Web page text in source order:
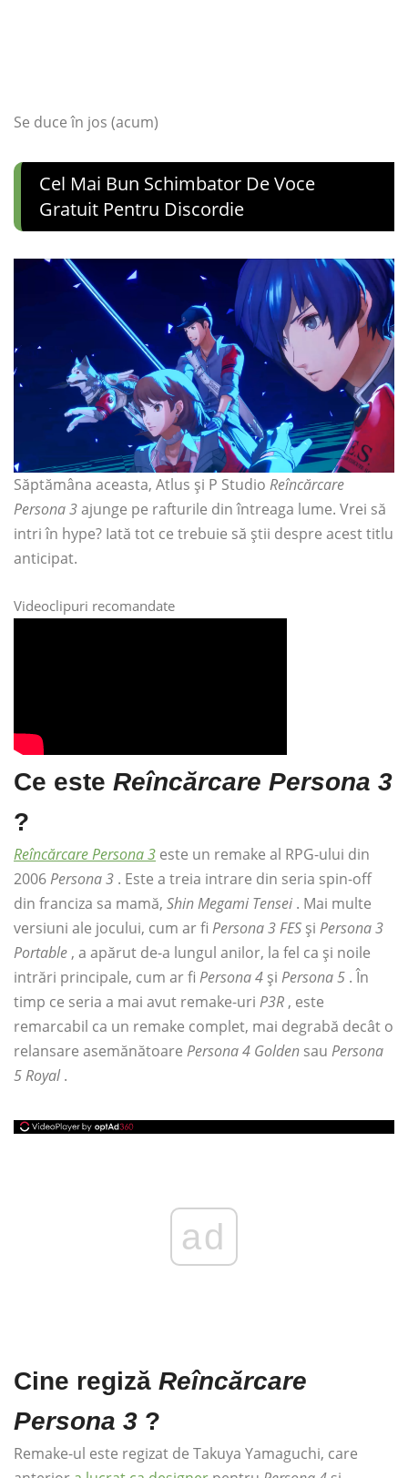
Se duce în jos (acum)
Cel Mai Bun Schimbator De Voce
Gratuit Pentru Discordie
Săptămâna aceasta, Atlus și P Studio Reîncărcare
Persona 3ajunge pe rafturile din întreaga lume. Vrei să
intri în hype? Iată tot ce trebuie să știi despre acest titlu
anticipat.
Videoclipuri recomandate
Ce este Reîncărcare Persona 3
?
Reîncărcare Persona 3 este un remake al RPG-ului din
2006Persona 3 . Este a treia intrare din seria spin-off
din franciza sa mamă, Shin Megami Tensei . Mai multe
versiuni ale jocului, cum ar fi Persona 3 FES și Persona 3
Portable , a apărut de-a lungul anilor, la fel ca și noile
intrări principale, cum ar fi Persona 4 și Persona 5 . În
timp ce seria a mai avut remake-uri P3R , este
remarcabil ca un remake complet, mai degrabă decât o
relansare asemănătoare Persona 4 Golden sau Persona
5 Royal.
ad
Cine regiză Reîncărcare
Persona 3 ?
Remake-ul este regizat de Takuya Yamaguchi, care